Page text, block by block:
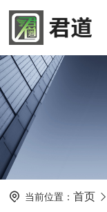
当前位置： 首页